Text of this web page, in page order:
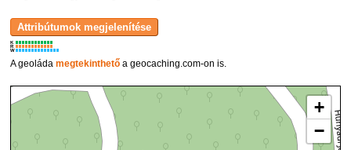
K
R
W
A geoládamegtekinthető a geocaching.com-on is.
+
−